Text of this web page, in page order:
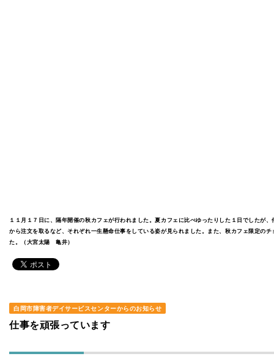
１１月１７日に、隔年開催の秋カフェが行われました。夏カフェに比べゆったりした１日でしたが
から注文を取るなど、それぞれ一生懸命仕事をしている姿が見られました。また、秋カフェ限定の
た。（大宮太陽 亀井）
白岡市障害者デイサービスセンターからのお知らせ
仕事を頑張っています